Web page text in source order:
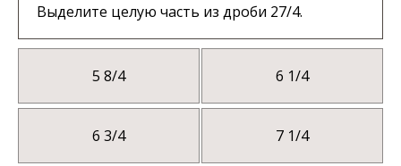
Выделите целую часть из дроби 27/4.
5 8/4 6 1/4
6 3/4 7 1/4